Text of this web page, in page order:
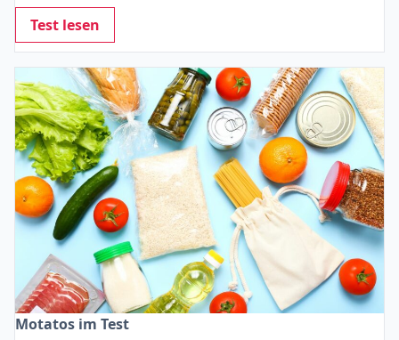
Test lesen
Motatos im Test